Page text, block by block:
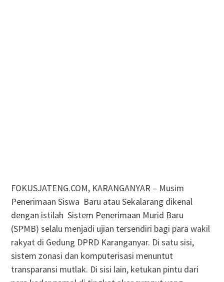
FOKUSJATENG.COM, KARANGANYAR – Musim
Penerimaan Siswa Baru atau Sekalarang dikenal
dengan istilah Sistem Penerimaan Murid Baru
(SPMB) selalu menjadi ujian tersendiri bagi para wakil
rakyat di Gedung DPRD Karanganyar. Di satu sisi,
sistem zonasi dan komputerisasi menuntut
transparansi mutlak. Di sisi lain, ketukan pintu dari